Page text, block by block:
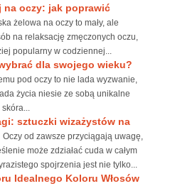
na oczy: jak poprawić
żelowa na oczy to mały, ale
na relaksację zmęczonych oczu,
popularny w codziennej...
dla swojego wieku?
pod oczy to nie lada wyzwanie,
życia niesie ze sobą unikalne
skóra...
sztuczki wizażystów na
Oczy od zawsze przyciągają uwagę,
może zdziałać cuda w całym
spojrzenia jest nie tylko...
Idealnego Koloru Włosów